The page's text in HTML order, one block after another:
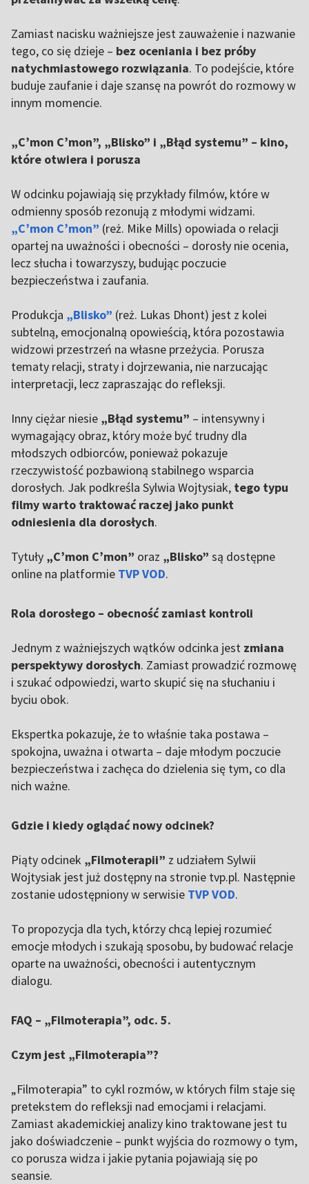
Zamiast nacisku ważniejsze jest zauważenie i nazwanie
tego, co się dzieje – bez oceniania i bez próby
natychmiastowego rozwiązania. To podejście, które
buduje zaufanie i daje szansę na powrót do rozmowy w
innym momencie.
„C’mon C’mon”, „Blisko” i „Błąd systemu” – kino,
które otwiera i porusza
W odcinku pojawiają się przykłady filmów, które w
odmienny sposób rezonują z młodymi widzami.
„C’mon C’mon” (reż. Mike Mills) opowiada o relacji
opartej na uważności i obecności – dorosły nie ocenia,
lecz słucha i towarzyszy, budując poczucie
bezpieczeństwa i zaufania.
Produkcja „Blisko” (reż. Lukas Dhont) jest z kolei
subtelną, emocjonalną opowieścią, która pozostawia
widzowi przestrzeń na własne przeżycia. Porusza
tematy relacji, straty i dojrzewania, nie narzucając
interpretacji, lecz zapraszając do refleksji.
Inny ciężar niesie „Błąd systemu” – intensywny i
wymagający obraz, który może być trudny dla
młodszych odbiorców, ponieważ pokazuje
rzeczywistość pozbawioną stabilnego wsparcia
dorosłych. Jak podkreśla Sylwia Wojtysiak, tego typu
filmy warto traktować raczej jako punkt
odniesienia dla dorosłych.
Tytuły „C’mon C’mon” oraz „Blisko” są dostępne
online na platformie TVP VOD.
Rola dorosłego – obecność zamiast kontroli
Jednym z ważniejszych wątków odcinka jest zmiana
perspektywy dorosłych. Zamiast prowadzić rozmowę
i szukać odpowiedzi, warto skupić się na słuchaniu i
byciu obok.
Ekspertka pokazuje, że to właśnie taka postawa –
spokojna, uważna i otwarta – daje młodym poczucie
bezpieczeństwa i zachęca do dzielenia się tym, co dla
nich ważne.
Gdzie i kiedy oglądać nowy odcinek?
Piąty odcinek „Filmoterapii” z udziałem Sylwii
Wojtysiak jest już dostępny na stronie tvp.pl. Następnie
zostanie udostępniony w serwisie TVP VOD.
To propozycja dla tych, którzy chcą lepiej rozumieć
emocje młodych i szukają sposobu, by budować relacje
oparte na uważności, obecności i autentycznym
dialogu.
FAQ – „Filmoterapia”, odc. 5.
Czym jest „Filmoterapia”?
„Filmoterapia” to cykl rozmów, w których film staje się
pretekstem do refleksji nad emocjami i relacjami.
Zamiast akademickiej analizy kino traktowane jest tu
jako doświadczenie – punkt wyjścia do rozmowy o tym,
co porusza widza i jakie pytania pojawiają się po
seansie.